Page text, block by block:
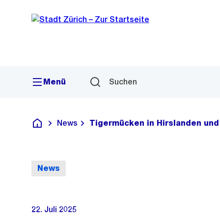
Navigation
Sprunglink
Menü Suchen
Deutsch
News Tigermücken in Hirslanden
News
22. Juli 2025